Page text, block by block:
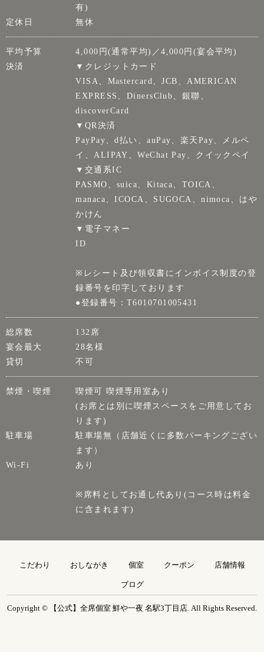
有)
定休日
無休
平均予算
4,000円(通常平均)／4,000円(宴会平均)
決済
▼クレジットカード
VISA、Mastercard、JCB、AMERICAN
EXPRESS、DinersClub、銀聯、
discoverCard
▼QR決済
PayPay、d払い、auPay、楽天Pay、メルペ
イ、ALIPAY、WeChat Pay、クイックペイ
▼交通系IC
PASMO、suica、Kitaca、TOICA、
manaca、ICOCA、SUGOCA、nimoca、はや
かけん
▼電子マネー
ID
※レシート及び領収書にインボイス制度の登
録番号を印字しております
●登録番号：T6010701005431
総席数
132席
宴会最大
28名様
貸切
不可
禁煙・喫煙
喫煙可 喫煙専用室あり
(お席とは別に喫煙スペースをご用意してお
ります)
駐車場
駐車場無（店舗近くに多数パーキングござい
ます）
Wi-Fi
あり
※席料としてお通し代あり(コース時は料金
に含まれます)
こだわり おしながき 個室 クーポン 店舗情報
ブログ
Copyright © 【公式】全席個室 鮮や一夜 名駅3丁目店. All Rights Reserved.